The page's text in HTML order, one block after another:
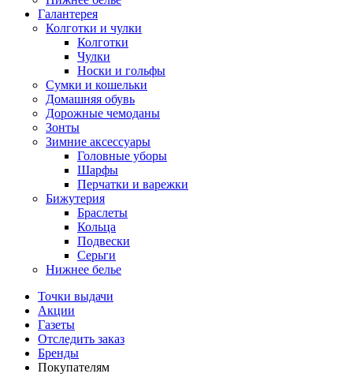
Галантерея
Колготки и чулки
Колготки
Чулки
Носки и гольфы
Сумки и кошельки
Домашняя обувь
Дорожные чемоданы
Зонты
Зимние аксессуары
Головные уборы
Шарфы
Перчатки и варежки
Бижутерия
Браслеты
Кольца
Подвески
Серьги
Нижнее белье
Точки выдачи
Акции
Газеты
Отследить заказ
Бренды
Покупателям